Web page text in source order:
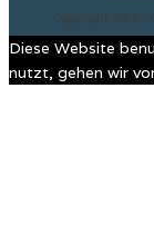
Copyright 2020 -
Diese Website
nutzt, gehen wir